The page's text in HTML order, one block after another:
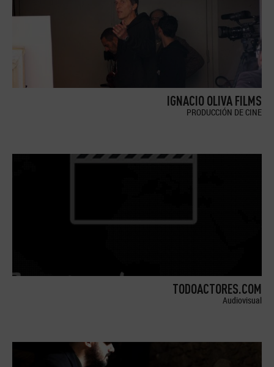
IGNACIO OLIVA FILMS
PRODUCCIÓN DE CINE
TODOACTORES.COM
Audiovisual